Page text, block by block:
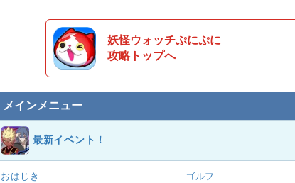
妖怪ウォッチぷにぷに
攻略トップへ
メインメニュー
最新イベント！
おはじき ゴルフ